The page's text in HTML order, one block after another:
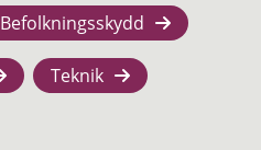
Befolkningsskydd
Teknik